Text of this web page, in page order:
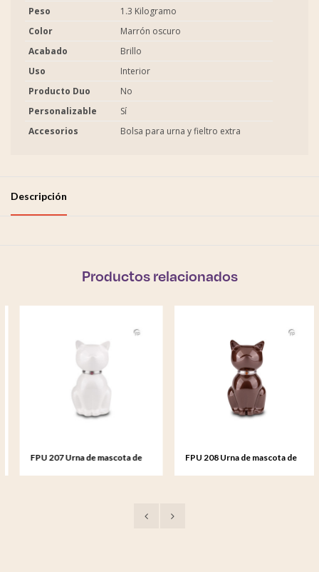
Peso
1.3 Kilogramo
Color
Marrón oscuro
Acabado
Brillo
Uso
Interior
Producto Duo
No
Personalizable
Sí
Accesorios
Bolsa para urna y fieltro extra
Descripción
Productos relacionados
FPU 207 Urna de mascota de
FPU 208 Urna de mascota de